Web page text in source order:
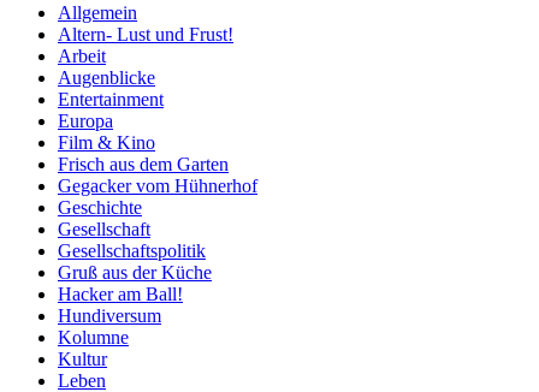
Allgemein
Altern- Lust und Frust!
Arbeit
Augenblicke
Entertainment
Europa
Film & Kino
Frisch aus dem Garten
Gegacker vom Hühnerhof
Geschichte
Gesellschaft
Gesellschaftspolitik
Gruß aus der Küche
Hacker am Ball!
Hundiversum
Kolumne
Kultur
Leben